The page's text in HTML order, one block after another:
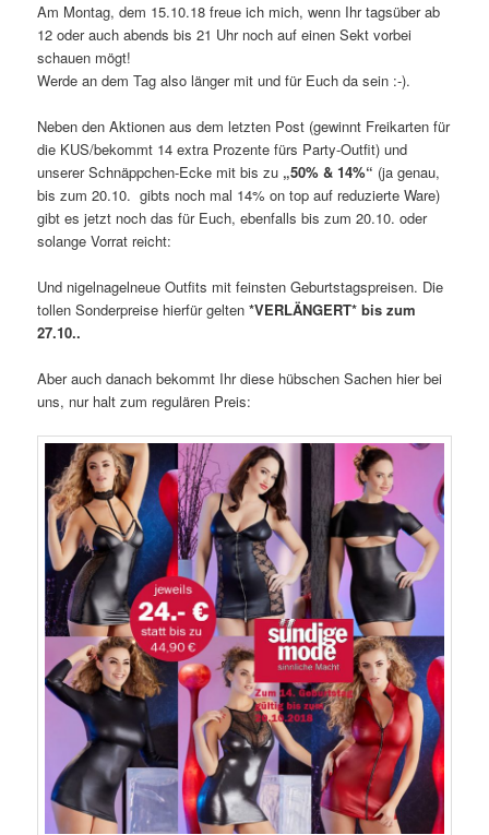
Am Montag, dem 15.10.18 freue ich mich, wenn Ihr tagsüber ab
12 oder auch abends bis 21 Uhr noch auf einen Sekt vorbei
schauen mögt!
Werde an dem Tag also länger mit und für Euch da sein :-).
Neben den Aktionen aus dem letzten Post (gewinnt Freikarten für
die KUS/bekommt 14 extra Prozente fürs Party-Outfit) und
unserer Schnäppchen-Ecke mit bis zu „50% & 14%“ (ja genau,
bis zum 20.10. gibts noch mal 14% on top auf reduzierte Ware)
gibt es jetzt noch das für Euch, ebenfalls bis zum 20.10. oder
solange Vorrat reicht:
Und nigelnagelneue Outfits mit feinsten Geburtstagspreisen. Die
tollen Sonderpreise hierfür gelten *VERLÄNGERT* bis zum
27.10..
Aber auch danach bekommt Ihr diese hübschen Sachen hier bei
uns, nur halt zum regulären Preis: